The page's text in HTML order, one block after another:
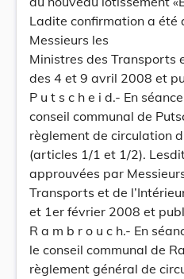
Ladite confirmation a été
Messieurs les
Ministres des Transports
des 4 et 9 avril 2008 et
P u t s c h e i d.- En
conseil communal de
règlement de circulation
(articles 1/1 et 1/2).
approuvées par
Transports et de
et 1er février 2008 et
R a m b r o u c h.- En
le conseil communal de
règlement général de